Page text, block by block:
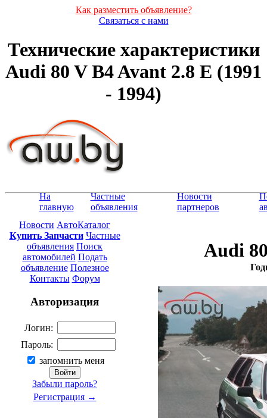
Как разместить объявление?
Связаться с нами
Технические характеристики
Audi 80 V B4 Avant 2.8 E (1991
- 1994)
На
главную
Частные
объявления
Новости
партнеров
Новости АвтоКаталог
Купить Запчасти Частные
объявления Поиск
автомобилей Подать
объявление Полезное
Контакты Форум
Авторизация
Логин:
Пароль:
запомнить меня
Забыли пароль?
Регистрация →
Audi